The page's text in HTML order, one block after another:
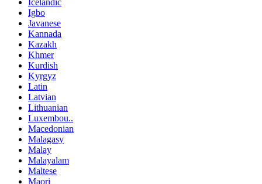
Icelandic
Igbo
Javanese
Kannada
Kazakh
Khmer
Kurdish
Kyrgyz
Latin
Latvian
Lithuanian
Luxembou..
Macedonian
Malagasy
Malay
Malayalam
Maltese
Maori